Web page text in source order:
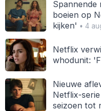
Spannende
boeien op
kijken' • 4
Netflix
whodunit:
Nieuwe
Netflix-
seizoen tot